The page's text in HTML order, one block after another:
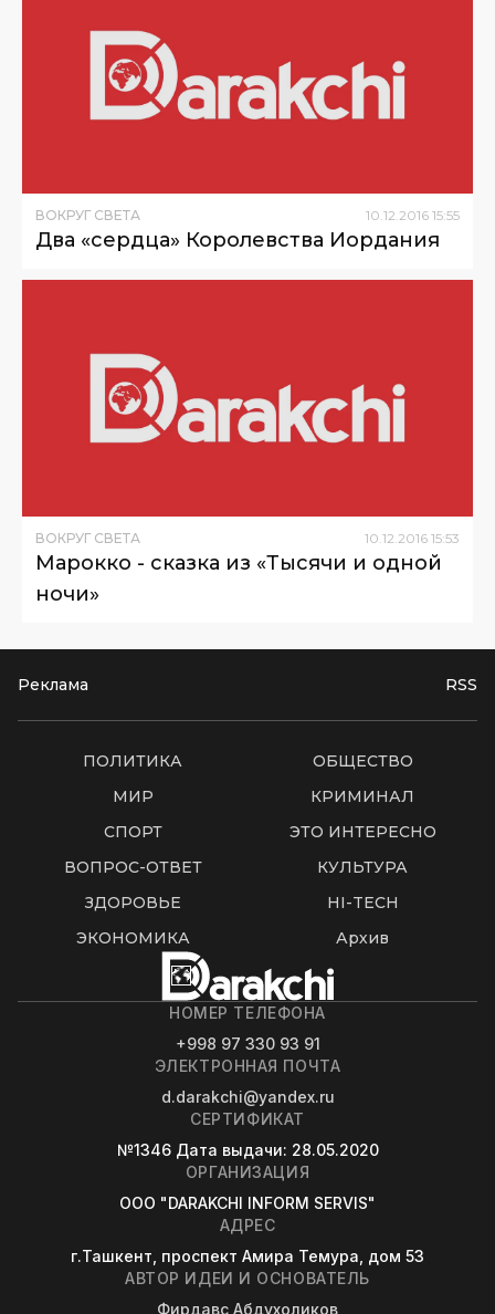
ВОКРУГ СВЕТА 10 12 2016 15:55
Два «сердца» Королевства Иордания
ВОКРУГ СВЕТА 10 12 2016 15:53
Марокко - сказка из «Тысячи и одной
ночи»
Реклама RSS
ПОЛИТИКА
ОБЩЕСТВО
МИР
КРИМИНАЛ
СПОРТ
ЭТО ИНТЕРЕСНО
ВОПРОС-ОТВЕТ
КУЛЬТУРА
ЗДОРОВЬЕ
HI-TECH
ЭКОНОМИКА
Архив
НОМЕР ТЕЛЕФОНА
+998 97 330 93 91
ЭЛЕКТРОННАЯ ПОЧТА
d.darakchi@yandex.ru
СЕРТИФИКАТ
№1346 Дата выдачи: 28.05.2020
ОРГАНИЗАЦИЯ
OOO "DARAKCHI INFORM SERVIS"
АДРЕС
г.Ташкент, проспект Амира Темура, дом 53
АВТОР ИДЕИ И ОСНОВАТЕЛЬ
Фирдавс Абдухоликов